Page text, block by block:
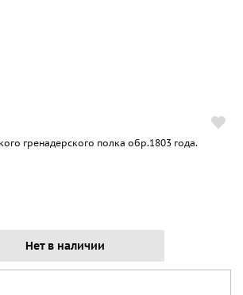
гренадерского полка обр.1803 года.
Нет в наличии